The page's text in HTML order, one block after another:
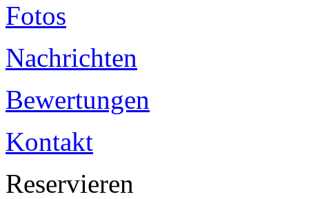
Fotos
Nachrichten
Bewertungen
Kontakt
Reservieren